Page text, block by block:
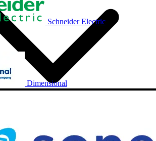
Schneider Electric
Dimensional